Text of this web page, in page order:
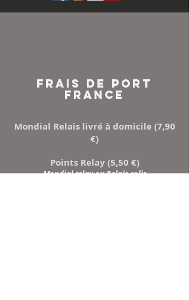
FRAIS DE PORT
FRANCE
Mondial Relais livré à domicile (7,90
€)
Points Relay (5,50 €)
Mondial relay ou Relais colis